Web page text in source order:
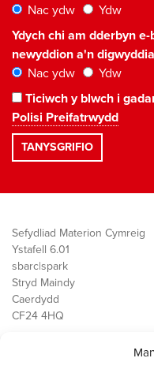
Nac ydw
Ydw
Ydych chi am dderbyn
newyddion a'n
Nac ydw
Ydw
Ticiwch y blwch i
Polisi Preifatrwydd
Sefydliad Materion Cymreig
Ystafell 6.01
sbarc|spark
Stryd Maindy
Caerdydd
CF24 4HQ